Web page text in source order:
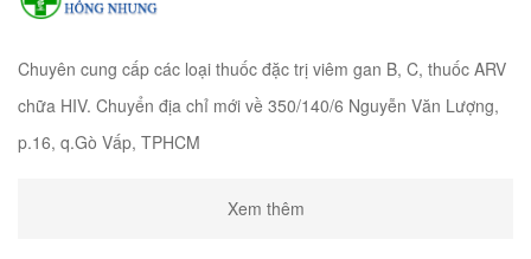
Chuyên cung cấp các loại thuốc đặc trị viêm gan B, C, thuốc ARV
chữa HIV. Chuyển địa chỉ mới về 350/140/6 Nguyễn Văn Lượng,
p.16, q.Gò Vấp, TPHCM
Xem thêm